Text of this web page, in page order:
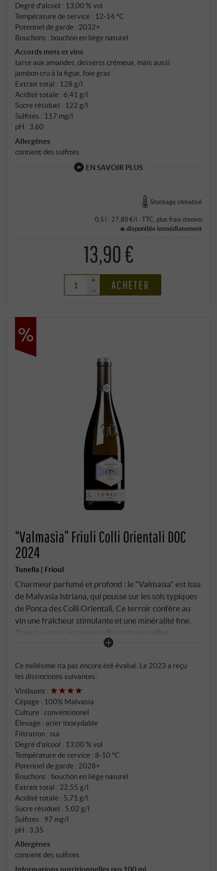
fondant crémeux. Un vin de dessert expressif et
élégant avec une longue persistance et un caractère
régional. SUPERIORE.DE
Degré d'alcool : 13,00 % vol
Température de service : 12‑14 °C
Potentiel de garde : 2032+
Bouchons : bouchon en liège naturel
Accords mets et vins
tarte aux amandes, desserts crémeux, mais aussi
jambon cru à la figue, foie gras
Extrait total : 128 g/l
Acidité totale : 6,41 g/l
Sucre résiduel : 122 g/l
Sulfites : 117 mg/l
pH : 3,60
Allergènes
contient des sulfites
EN SAVOIR PLUS
Stockage climatisé
0,5 l · 27,80 €/l · TTC, plus frais d’envoi
disponible immédiatement
13,90 €
+
–
ACHETER
“Valmasìa” Friuli Colli Orientali DOC
2024
Tunella | Frioul
Charmeur parfumé et profond : le "Valmasìa" est issu
de Malvasia Istriana, qui pousse sur les sols typiques
de Ponca des Colli Orientali. Ce terroir confère au
vin une fraîcheur stimulante et une minéralité fine.
Dans le verre, un jaune paille clair aux reflets
verdâtres. Au nez, des notes florales de fleur
accompagnées d'un soupçon de tisane. La bouche est
parfumée et vive, avec une texture douce, des épices
délicates et une finale élégante et sèche. Un vin blanc
polyvalent et plein de caractère avec une âme
méditerranéenne - idéal avec des antipasti, du
poisson ou un risotto aux herbes. SUPERIORE.DE
Ce millésime n’a pas encore été évalué. Le 2023 a reçu
les distinctions suivantes:
Vinibuoni :
Cépage : 100% Malvasia
Culture : conventionnel
Élevage : acier inoxydable
Filtration : oui
Degré d'alcool : 13,00 % vol
Température de service : 8‑10 °C
Potentiel de garde : 2028+
Bouchons : bouchon en liège naturel
Extrait total : 22,55 g/l
Acidité totale : 5,71 g/l
Sucre résiduel : 5,02 g/l
Sulfites : 97 mg/l
pH : 3,35
Allergènes
contient des sulfites
Informations nutritionnelles pro 100 ml